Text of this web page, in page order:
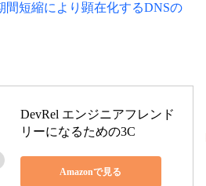
間短縮により顕在化するDNSの
DevRel エンジニアフレンド
リーになるための3C
Amazonで見る